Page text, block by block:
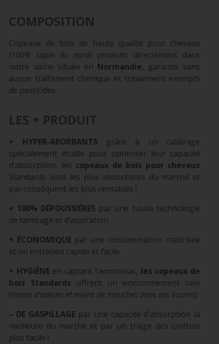
COMPOSITION
Copeaux de bois de haute qualité pour chevaux
(100% sapin du nord) produits directement dans
notre usine située en Normandie, garantis sans
aucun traitement chimique et totalement exempts
de pesticides.
LES + PRODUIT
+ HYPER-ABORBANTS grâce à un calibrage
spécialement étudié pour optimiser leur capacité
d’absorption, les copeaux de bois pour chevaux
Standards sont les plus absorbants du marché et
par conséquent les plus rentables !
+ 100% DÉPOUSSIÉRES par une haute technologie
de tamisage et d’aspiration
+ ÉCONOMIQUE par une consommation maitrisée
et un entretien rapide et facile
+ HYGIÈNE en captant l’ammoniac, les copeaux de
bois Standards offrent un environnement sain
(moins d’odeurs et moins de mouches dans vos écuries)
– DE GASPILLAGE par une capacité d’absorption la
meilleure du marché et par un triage des crottins
plus facile !